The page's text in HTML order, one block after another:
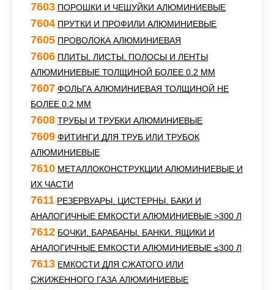
7603 ПОРОШКИ И ЧЕШУЙКИ АЛЮМИНИЕВЫЕ
7604 ПРУТКИ И ПРОФИЛИ АЛЮМИНИЕВЫЕ
7605 ПРОВОЛОКА АЛЮМИНИЕВАЯ
7606 ПЛИТЫ, ЛИСТЫ, ПОЛОСЫ И ЛЕНТЫ
АЛЮМИНИЕВЫЕ ТОЛЩИНОЙ БОЛЕЕ 0,2 ММ
7607 ФОЛЬГА АЛЮМИНИЕВАЯ ТОЛЩИНОЙ НЕ
БОЛЕЕ 0,2 ММ
7608 ТРУБЫ И ТРУБКИ АЛЮМИНИЕВЫЕ
7609 ФИТИНГИ ДЛЯ ТРУБ ИЛИ ТРУБОК
АЛЮМИНИЕВЫЕ
7610 МЕТАЛЛОКОНСТРУКЦИИ АЛЮМИНИЕВЫЕ И
ИХ ЧАСТИ
7611 РЕЗЕРВУАРЫ, ЦИСТЕРНЫ, БАКИ И
АНАЛОГИЧНЫЕ ЕМКОСТИ АЛЮМИНИЕВЫЕ >300 Л
7612 БОЧКИ, БАРАБАНЫ, БАНКИ, ЯЩИКИ И
АНАЛОГИЧНЫЕ ЕМКОСТИ АЛЮМИНИЕВЫЕ ≤300 Л
7613 ЕМКОСТИ ДЛЯ СЖАТОГО ИЛИ
СЖИЖЕННОГО ГАЗА АЛЮМИНИЕВЫЕ